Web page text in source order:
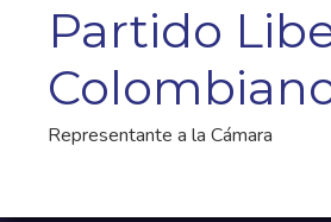
Partido
Representante a la Cámara